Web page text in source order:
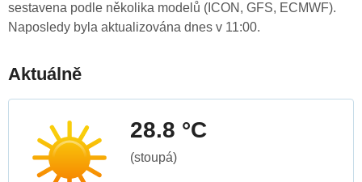
sestavena podle několika modelů (ICON, GFS, ECMWF).
Naposledy byla aktualizována dnes v 11:00.
Aktuálně
28.8 °C
(stoupá)